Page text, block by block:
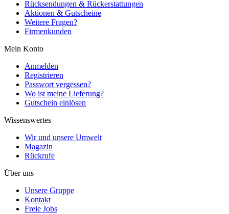
Rücksendungen & Rückerstattungen
Aktionen & Gutscheine
Weitere Fragen?
Firmenkunden
Mein Konto
Anmelden
Registrieren
Passwort vergessen?
Wo ist meine Lieferung?
Gutschein einlösen
Wissenswertes
Wir und unsere Umwelt
Magazin
Rückrufe
Über uns
Unsere Gruppe
Kontakt
Freie Jobs